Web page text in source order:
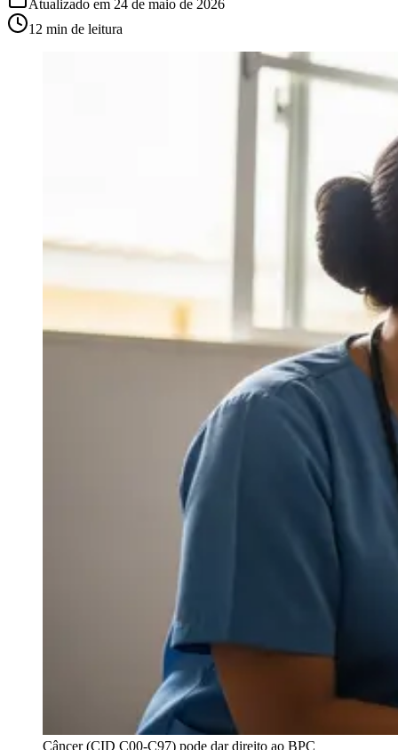
Atualizado em 24 de maio de 2026
12 min de leitura
Câncer (CID C00-C97) pode dar direito ao BPC